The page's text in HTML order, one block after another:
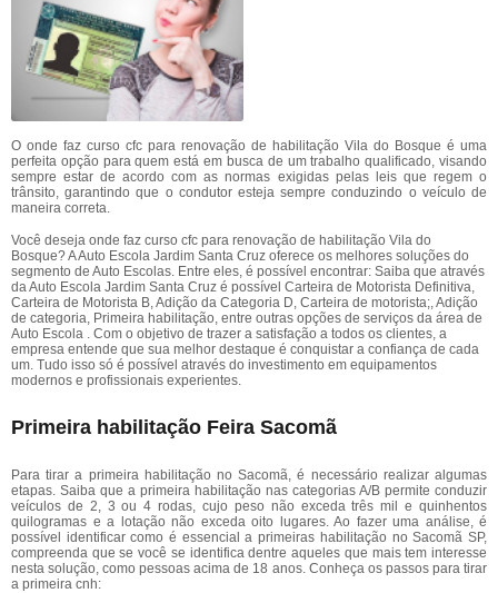
O onde faz curso cfc para renovação de habilitação Vila do Bosque é uma
perfeita opção para quem está em busca de um trabalho qualificado, visando
sempre estar de acordo com as normas exigidas pelas leis que regem o
trânsito, garantindo que o condutor esteja sempre conduzindo o veículo de
maneira correta.
Você deseja onde faz curso cfc para renovação de habilitação Vila do
Bosque? A Auto Escola Jardim Santa Cruz oferece os melhores soluções do
segmento de Auto Escolas. Entre eles, é possível encontrar: Saiba que através
da Auto Escola Jardim Santa Cruz é possível Carteira de Motorista Definitiva,
Carteira de Motorista B, Adição da Categoria D, Carteira de motorista;, Adição
de categoria, Primeira habilitação, entre outras opções de serviços da área de
Auto Escola . Com o objetivo de trazer a satisfação a todos os clientes, a
empresa entende que sua melhor destaque é conquistar a confiança de cada
um. Tudo isso só é possível através do investimento em equipamentos
modernos e profissionais experientes.
Primeira habilitação Feira Sacomã
Para tirar a primeira habilitação no Sacomã, é necessário realizar algumas
etapas. Saiba que a primeira habilitação nas categorias A/B permite conduzir
veículos de 2, 3 ou 4 rodas, cujo peso não exceda três mil e quinhentos
quilogramas e a lotação não exceda oito lugares. Ao fazer uma análise, é
possível identificar como é essencial a primeiras habilitação no Sacomã SP,
compreenda que se você se identifica dentre aqueles que mais tem interesse
nesta solução, como pessoas acima de 18 anos. Conheça os passos para tirar
a primeira cnh: